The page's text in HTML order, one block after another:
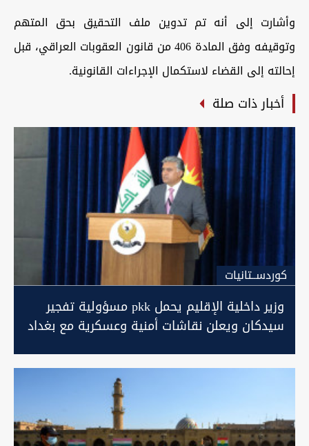
وأشارت إلى أنه تم تدوين ملف التحقيق بحق المتهم
وتوقيفه وفق المادة 406 من قانون العقوبات العراقي، قبل
إحالته إلى القضاء لاستكمال الإجراءات القانونية.
أخبار ذات صلة
كوردســتانيات
وزير داخلية الإقليم يحمل pkk مسؤولية تفجير
سيدكان ويعلن نقاشات أمنية وعسكرية مع بغداد